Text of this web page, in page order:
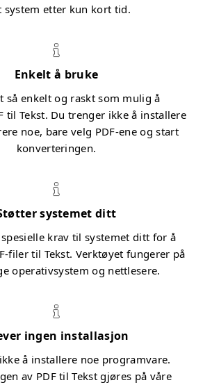
system etter kun kort tid.
Enkelt å bruke
så enkelt og raskt som mulig å
til Tekst. Du trenger ikke å installere
noe, bare velg PDF-ene og start
konverteringen.
systemet ditt
krav til systemet ditt for å
filer til Tekst. Verktøyet fungerer på
operativsystem og nettlesere.
ingen installasjon
å installere noe programvare.
av PDF til Tekst gjøres på våre